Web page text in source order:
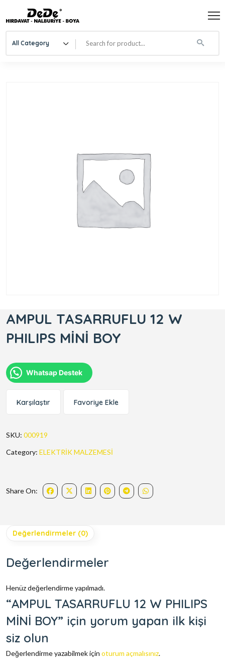
All Category
AMPUL TASARRUFLU 12 W
PHILIPS MİNİ BOY
Whatsap Destek
Karşılaştır Favoriye Ekle
SKU: 000919
Category: ELEKTRİK MALZEMESİ
Share On:
Değerlendirmeler (0)
Değerlendirmeler
Henüz değerlendirme yapılmadı.
“AMPUL TASARRUFLU 12 W PHILIPS
MİNİ BOY” için yorum yapan ilk kişi
siz olun
Değerlendirme yazabilmek için oturum açmalısınız.